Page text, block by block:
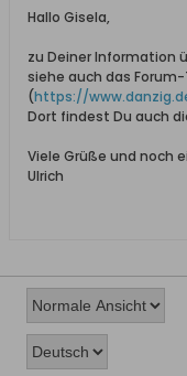
Hallo Gisela,
zu Deiner Information
siehe auch das
(https://
Dort findest Du auch
Viele Grüße und noch
Ulrich